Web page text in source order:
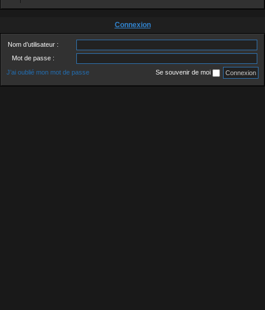
Connexion
Nom d’utilisateur :
Mot de passe :
J’ai oublié mon mot de passe
Se souvenir de moi